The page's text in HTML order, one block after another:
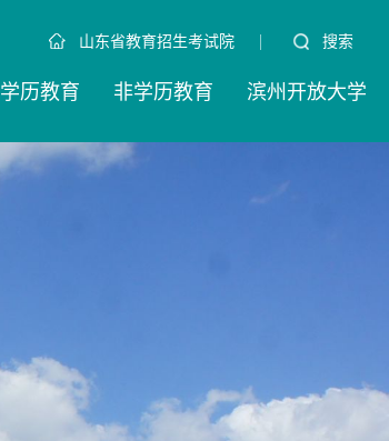
山东省教育招生考试院 | 搜索
学历教育 非学历教育 滨州开放大学